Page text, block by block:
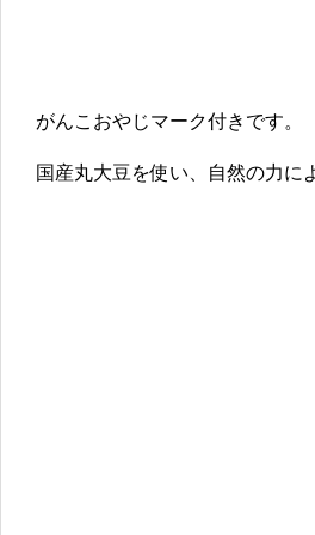
がんこおやじマーク付きです。
国産丸大豆を使い、自然の力に